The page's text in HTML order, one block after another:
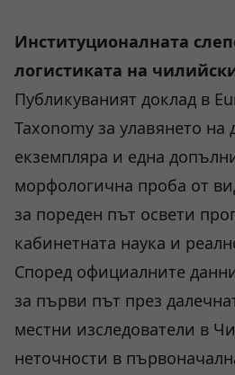
Институционалната
логистиката на
Публикуваният доклад в
Taxonomy за улавянето на
екземпляра и една
морфологична проба от
за пореден път освети
кабинетната наука и
Според официалните
за първи път през
местни изследователи в
неточности в